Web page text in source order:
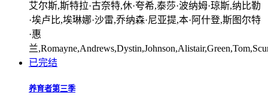
艾尔斯,斯特拉·古奈特,休·夸希,泰莎·波纳姆·琼斯,纳比勒
·埃卢比,埃琳娜·沙雷,乔纳森·尼亚提,本·阿什登,斯图尔特
·惠
兰
已完结
养育者第三季